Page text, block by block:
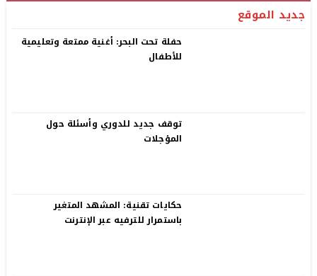
جديد الموقع
حفلة تحت البحر: أغنية ممتعة وتعليمية
للأطفال
توقف جديد للدوري وأسئلة حول
المؤجلات
حكايات تقنية: المشهد المتغير
باستمرار للترفيه عبر الإنترنت